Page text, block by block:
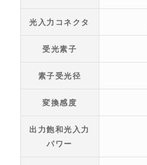
光入力コネクタ
受光素子
素子受光径
変換感度
出力飽和光入力
パワー